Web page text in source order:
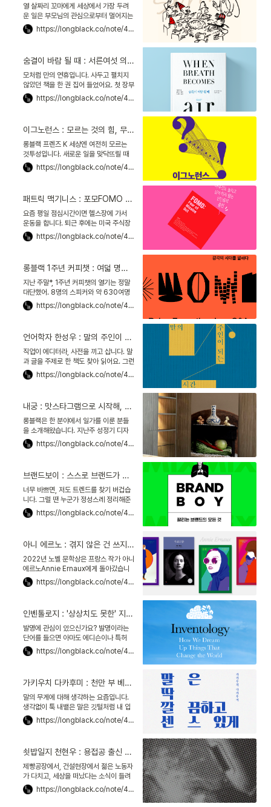
Colier의 말입니다. '생각' 덕분에 인류가
발전한 건 사실이지만, 더는 그렇지 않다
고요.
열 살짜리 꼬마에게 세상에서 가장 두려
운 일은 부모님의 관심으로부터 멀어지는
것이죠. 더욱이 귀여운 동생이 생긴다면,
우선순위에서 밀려날까 두려워할 수밖에
『꼬마 니콜라』를 읽으며, 얼마나 공감했
었는지 모릅니다. 이 책이 다시 생각난 건
얼마 전 장자크 상페Jean-Jacques
Sempé가 별세했다는 소식을 들었기 때
문이에요. 상페는 『꼬마 니콜라』의 삽화
가였죠.
https://longblack.co/note/408
숨결이 바람 될 때 : 서른여섯 의사가 남긴, 살아감에 대한 이야기
모처럼 만의 연휴입니다. 사두고 펼치지
않았던 책을 한 권 집어 들었어요. 첫 장부
터 눈길을 끕니다. "진단은 명확했다. 무
수한 종양이 폐를 덮고 있었다. 암이 넓게
밀검사 결과를 수없이 검토했다. 하지만
이번 검사 결과는 이전과는 다른 의미를
지녔다. 그 사진은 내 것이었다."_19p
CT 정밀검사 결과를 확인하는 의사의 독
백입니다.
https://longblack.co/note/420
이그노런스 : 모르는 것의 힘, 무지가 우리를 나아가게 한다
롱블랙 프렌즈 K 세상엔 여전히 모르는
것투성입니다. 새로운 일을 맞닥뜨릴 때
면, 나도 모르게 어깨가 움츠러들죠. 부끄
러운 고백입니다만, 앞에선 아는 척 웃어
그노런스』. 내가 알지 못한다는 사실을 반
기는, 과학자들의 이야기가 담겨있죠. 읽
고 나면 모르는 것의 힘을 깨달을 수 있을
거라고요.
https://longblack.co/note/422
패트릭 맥기니스 : 포모FOMO 창시자가 일과 일상에서 포모를 다루는 법
요즘 평일 점심시간이면 헬스장에 가서
운동을 합니다. 퇴근 후에는 미국 주식장
을 살피고요. 주말이면 성수동에 새로 열
린 팝업 공간이나 카페를 투어해요. 이렇
학원? 소셜미디어를 보면 알차게, 재밌게
사는 사람 투성이에요. 그에 비하면 제 삶
은 조금 시시한 것 같습니다.
https://longblack.co/note/423
롱블랙 1주년 커피챗 : 여덟 명의 혁신가들과 감각의 시대를 말하다
지난 주말*, 1주년 커피챗의 열기는 정말
대단했어. 8명의 스피커와 약 630여명
의 롱블랙 피플이 만나 영감 넘치는 대화
를 이어갔지. 나한테도 좋은 공부가 됐어.
복기해보면 좋을 것 같아. 커피챗에 못 왔
던 롱블랙 피플은 이번 노트로 커피챗의
인사이트를 얻어가고, 커피챗에 왔던 롱
블랙 피플은 그때의 이야기를 다시 한 번
되새겨 봐.
https://longblack.co/note/438
언어학자 한성우 : 말의 주인이 마음껏 가지고 놀 때, 말과 글이 살아 숨 쉰다
직업이 에디터라, 사전을 끼고 삽니다. 말
과 글을 주제로 한 책도 찾아 읽어요. 그런
데도 늘 부족함을 느낍니다. '이 단어가 맞
나?' '띄어쓰기가 이게 맞나?' 멈칫해요.
었습니다. 책에서 그는 말합니다. 규범과
어법의 잣대는 시대 변화에 뒤떨어지기
마련이니, 자신 있게 말하고 쓰라고요. 말
의 주인은 당신이라고 말이죠.
https://longblack.co/note/437
내궁 : 맛스타그램으로 시작해, 국내 최초 김치 다이닝을 만들다
롱블랙은 한 분야에서 일가를 이룬 분들
을 소개해왔습니다. 지난주 성정기 디자
이너의 이야기를 들을 때도, 경외심이 드
는 한편 '나와는 다른 사람'이라는 생각이
획자를 만나보면 어떨까 싶었습니다. 젊
은 기획자들과 많이 만나는 김락근 인스
턴트펑크 대표가 한 F&B 기획자를 소개
해 줬습니다.
https://longblack.co/note/443
브랜드보이 : 스스로 브랜드가 되고 싶다면 한 우물을 파라
너무 바쁘면, 저도 트렌드를 찾기 버겁습
니다. 그럴 땐 누군가 정성스레 정리해준
뉴스 클리핑을 참고하고, 뉴스레터를 읽
습니다. 그럼 숨통이 좀 트여요. 포모
니다. '브랜드보이'. 15개 신문에서, 브랜
드 관련 뉴스들을 추려 페이스북에 올렸
죠. 간단한 코멘트와 함께요. 요즘 좀 뜸하
다 싶더니, 주 무대를 유튜브로 옮겼더군
요.
https://longblack.co/note/451
아니 에르노 : 겪지 않은 건 쓰지 않는다, 사적인 기억이 문학이 되다
2022년 노벨 문학상은 프랑스 작가 아니
에르노Annie Ernaux에게 돌아갔습니
다. 스웨덴 한림원은 이렇게 밝혔죠. "집
단적인 구속을 드러낸 용기, 꾸밈없는 날
체험하지 않은 허구를 쓴 적은 한 번도 없
다"고 말하죠. 자서전과 소설을 합친 이
장르를, 프랑스에선 오토픽션auto-
fiction이라 불러요. 그래서일까요, 에르
노의 소설을 경멸하는 사람도 있어요.
https://longblack.co/note/457
인벤톨로지 : '상상치도 못한' 지대에서 영감을 얻는 법
발명에 관심이 있으신가요? 발명이라는
단어를 들으면 아마도 에디슨이나 특허
같은 단어가 떠오를 겁니다. 나와는 거리
가 먼 천재들의 일처럼 느껴지죠. 그런 제
천재 과학자가 아닌 우리 같은 범인도 가
능하다는 이야기예요. 읽고 나면 발명가
의 시각으로 문제를 보는 법을 배울 수 있
을 겁니다.
https://longblack.co/note/469
가키우치 다카후미 : 천만 부 베스트셀러 기획자의, 전달되는 말하기 법
말의 무게에 대해 생각하는 요즘입니다.
생각없이 툭 내뱉은 말은 깃털처럼 내 입
을 떠나지만, 상대방 가슴엔 돌처럼 내려
앉기도 하죠. 때로는 그 반대이기도 하고
꾸준히 찾아 읽고 있습니다. 그 중 가장 마
음을 끈 책이 『말은 딱 깔끔하고 센스 있
게』입니다. 저자 가키우치 다카후미는 자
상한 선배처럼 말하기의 기술을 소개했어
요.
https://longblack.co/note/464
쇳밥일지 천현우 : 용접공 출신 에디터, 공장 노동자의 현실을 쓰다
제빵공장에서, 건설현장에서 젊은 노동자
가 다치고, 세상을 떠났다는 소식이 들려
왔습니다. 또래 젊은이들은 불매운동 같
은 방식으로 연대의 메시지를 보내고 있
https://longblack.co/note/467